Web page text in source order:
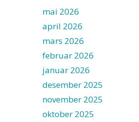
mai 2026
april 2026
mars 2026
februar 2026
januar 2026
desember 2025
november 2025
oktober 2025